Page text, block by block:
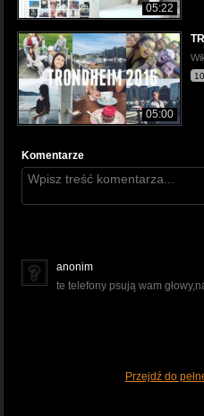
05:22
05:00
Komentarze
anonim
te telefony psują wam
Przejdź do